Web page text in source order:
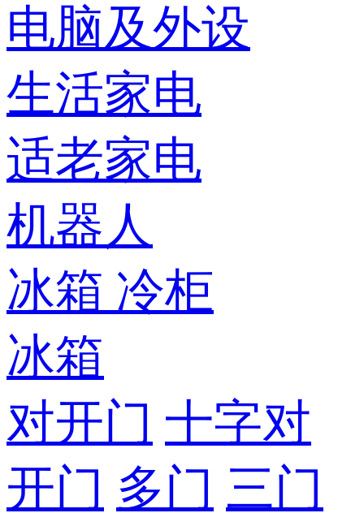
电脑及外设
生活家电
适老家电
机器人
冰箱 冷柜
冰箱
对开门 十字对
开门 多门 三门